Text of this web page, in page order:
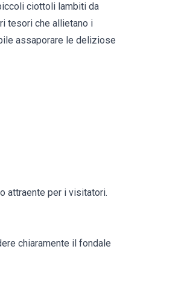
ciottoli lambiti da
tesori che allietano i
assaporare le deliziose
attraente per i visitatori.
chiaramente il fondale